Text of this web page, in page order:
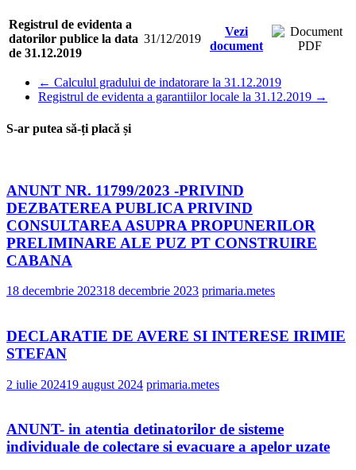
Registrul de evidenta a
datorilor publice la data
de 31.12.2019
31/12/2019
Vezi
document
← Calculul gradului de indatorare la 31.12.2019
Registrul de evidenta a garantiilor locale la 31.12.2019 →
S-ar putea să-ți placă și
ANUNT NR. 11799/2023 -PRIVIND
DEZBATEREA PUBLICA PRIVIND
CONSULTAREA ASUPRA PROPUNERILOR
PRELIMINARE ALE PUZ PT CONSTRUIRE
CABANA
18 decembrie 202318 decembrie 2023 primaria.metes
DECLARATIE DE AVERE SI INTERESE IRIMIE
STEFAN
2 iulie 202419 august 2024 primaria.metes
ANUNT- in atentia detinatorilor de sisteme
individuale de colectare si evacuare a apelor uzate